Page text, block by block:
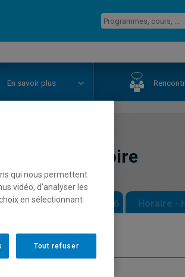
En savoir plus
et combinatoire
Horaire - Automne 2026 Horaire -
qui nous permettent
vidéo, d’analyser les
en sélectionnant
Tout refuser